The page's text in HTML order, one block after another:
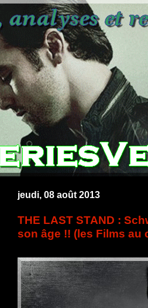
jeudi, 08 août 2013
THE LAST STAND :
son âge !! (les Films au